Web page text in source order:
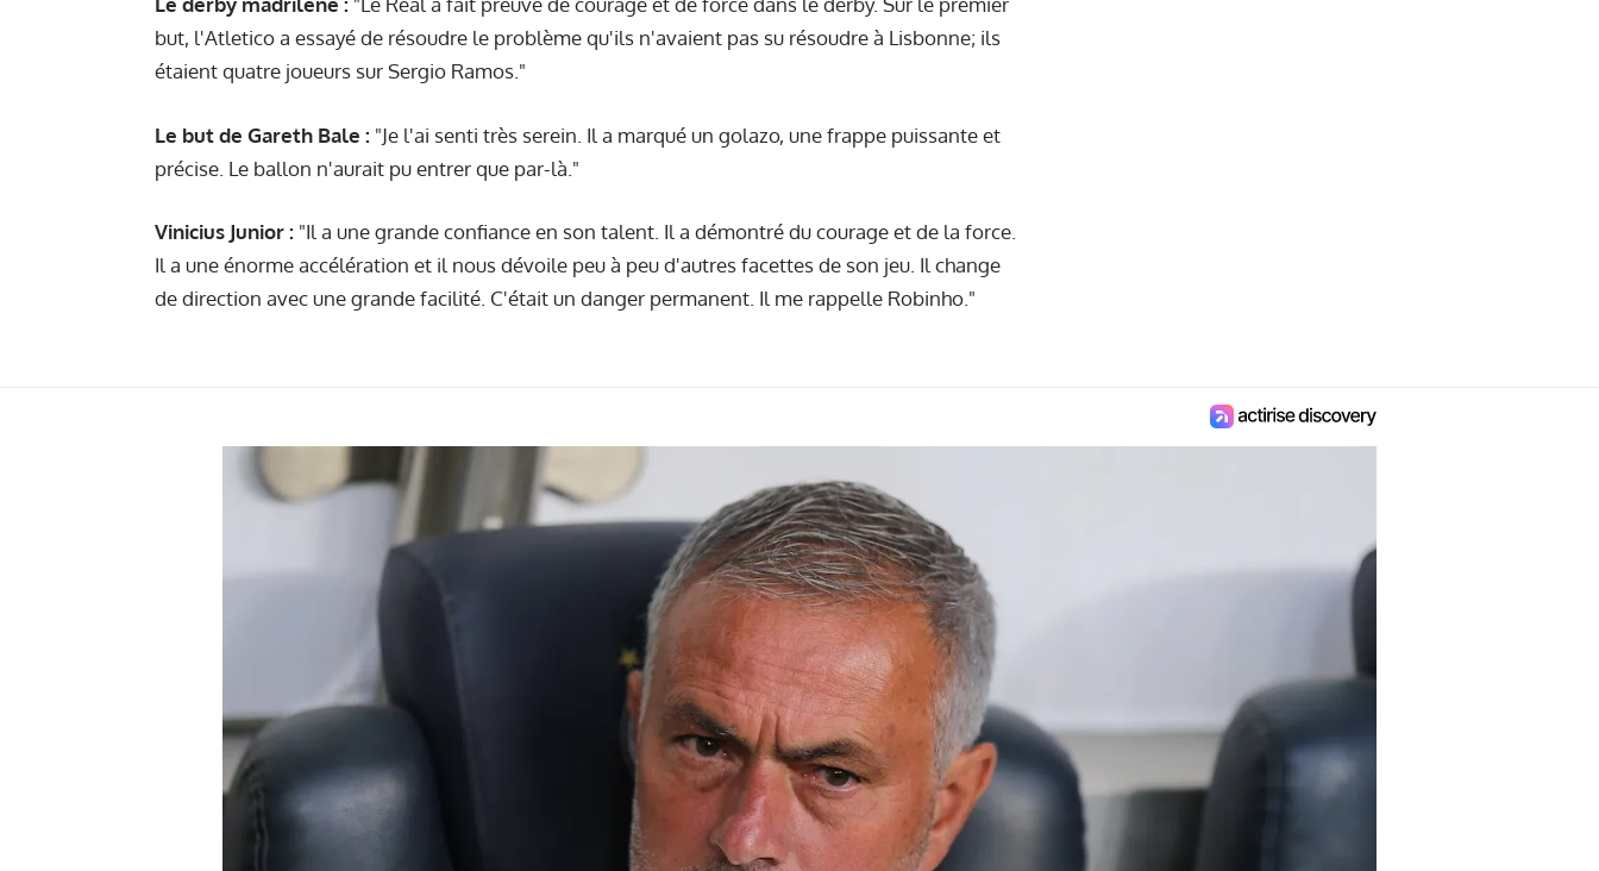
but, l'Atletico a essayé de résoudre le problème qu'ils n'avaient pas su résoudre à Lisbonne; ils
étaient quatre joueurs sur Sergio Ramos."
Le but de Gareth Bale : "Je l'ai senti très serein. Il a marqué un golazo, une frappe puissante et
précise. Le ballon n'aurait pu entrer que par-là."
Vinicius Junior : "Il a une grande confiance en son talent. Il a démontré du courage et de la force.
Il a une énorme accélération et il nous dévoile peu à peu d'autres facettes de son jeu. Il change
de direction avec une grande facilité. C'était un danger permanent. Il me rappelle Robinho."